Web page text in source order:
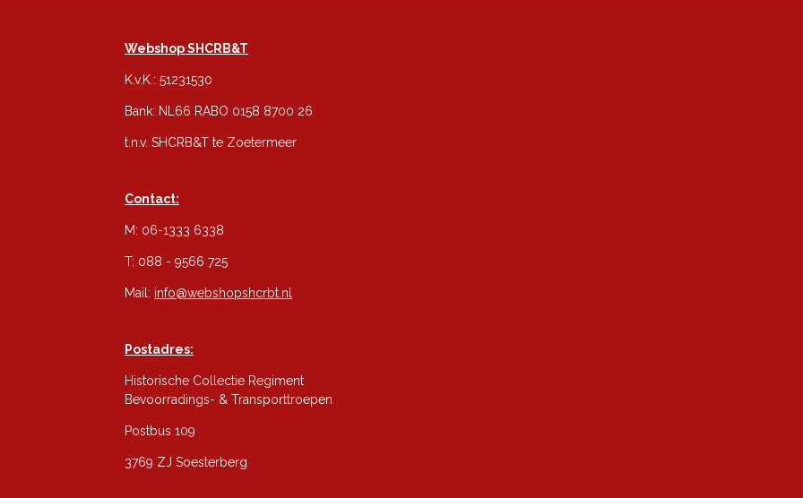
Webshop SHCRB&T
K.v.K.: 51231530
Bank: NL66 RABO 0158 8700 26
t.n.v. SHCRB&T te Zoetermeer
Contact:
M: 06-1333 6338
T: 088 - 9566 725
Mail: info@webshopshcrbt.nl
Postadres:
Historische Collectie Regiment
Bevoorradings- & Transporttroepen
Postbus 109
3769 ZJ Soesterberg